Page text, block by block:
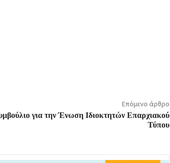
Επόμενο άρθρο
για την Ένωση Ιδιοκτητών Επαρχιακού
Τύπου